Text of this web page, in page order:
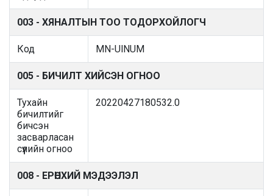
003 - ХЯНАЛТЫН ТОО ТОДОРХОЙЛОГЧ
Код MN-UlNUM
005 - БИЧИЛТ ХИЙСЭН ОГНОО
Тухайн
бичилтийг
бичсэн
засварласан
сүүлийн огноо
20220427180532.0
008 - ЕРӨНХИЙ МЭДЭЭЛЭЛ